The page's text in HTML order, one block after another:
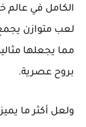
الكامل في عالم
لعب متوازن
مما يجعلها
بروح عصرية.